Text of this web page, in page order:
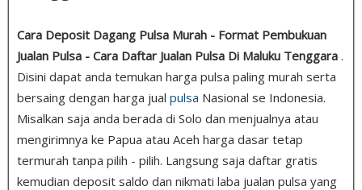
Cara Deposit Dagang Pulsa Murah - Format Pembukuan
Jualan Pulsa - Cara Daftar Jualan Pulsa Di Maluku Tenggara .
Disini dapat anda temukan harga pulsa paling murah serta
bersaing dengan harga jual pulsa Nasional se Indonesia.
Misalkan saja anda berada di Solo dan menjualnya atau
mengirimnya ke Papua atau Aceh harga dasar tetap
termurah tanpa pilih - pilih. Langsung saja daftar gratis
kemudian deposit saldo dan nikmati laba jualan pulsa yang